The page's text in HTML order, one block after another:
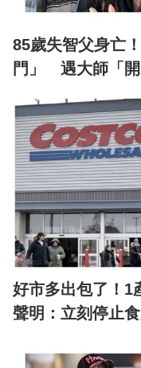
85歲失智父身亡
門」 遇大師「開
好市多出包了！1
聲明：立刻停止